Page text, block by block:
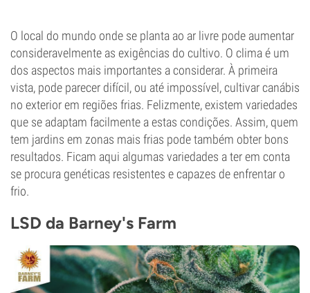
O local do mundo onde se planta ao ar livre pode aumentar
consideravelmente as exigências do cultivo. O clima é um
dos aspectos mais importantes a considerar. À primeira
vista, pode parecer difícil, ou até impossível, cultivar canábis
no exterior em regiões frias. Felizmente, existem variedades
que se adaptam facilmente a estas condições. Assim, quem
tem jardins em zonas mais frias pode também obter bons
resultados. Ficam aqui algumas variedades a ter em conta
se procura genéticas resistentes e capazes de enfrentar o
frio.
LSD da Barney's Farm